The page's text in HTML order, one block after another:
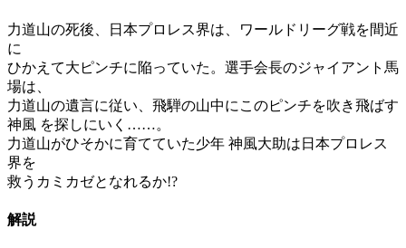
力道山の死後、日本プロレス界は、ワールドリーグ戦を間近
に
ひかえて大ピンチに陥っていた。選手会長のジャイアント馬
場は、
力道山の遺言に従い、飛騨の山中にこのピンチを吹き飛ばす
神風 を探しにいく……。
力道山がひそかに育てていた少年 神風大助は日本プロレス
界を
救うカミカゼとなれるか!?
解説